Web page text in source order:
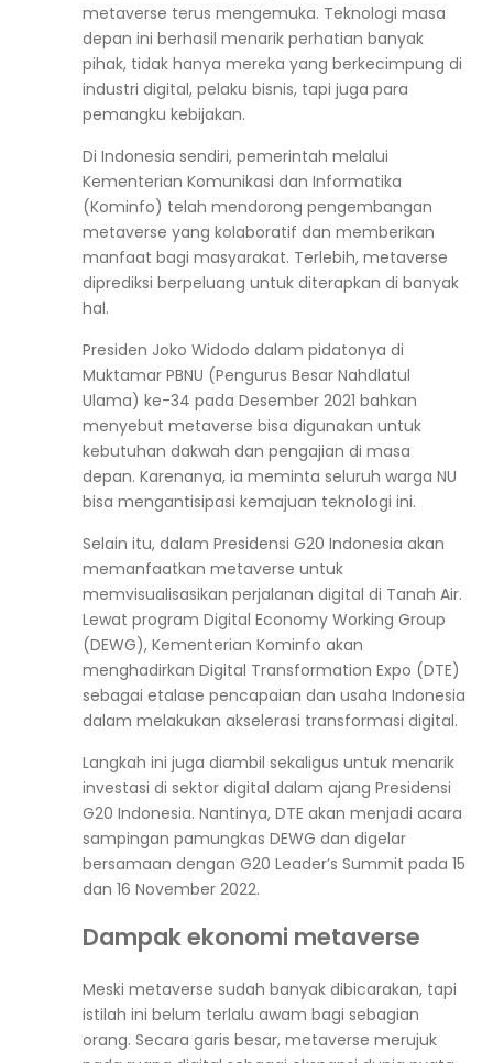
metaverse terus mengemuka. Teknologi masa
depan ini berhasil menarik perhatian banyak
pihak, tidak hanya mereka yang berkecimpung di
industri digital, pelaku bisnis, tapi juga para
pemangku kebijakan.
Di Indonesia sendiri, pemerintah melalui
Kementerian Komunikasi dan Informatika
(Kominfo) telah mendorong pengembangan
metaverse yang kolaboratif dan memberikan
manfaat bagi masyarakat. Terlebih, metaverse
diprediksi berpeluang untuk diterapkan di banyak
hal.
Presiden Joko Widodo dalam pidatonya di
Muktamar PBNU (Pengurus Besar Nahdlatul
Ulama) ke-34 pada Desember 2021 bahkan
menyebut metaverse bisa digunakan untuk
kebutuhan dakwah dan pengajian di masa
depan. Karenanya, ia meminta seluruh warga NU
bisa mengantisipasi kemajuan teknologi ini.
Selain itu, dalam Presidensi G20 Indonesia akan
memanfaatkan metaverse untuk
memvisualisasikan perjalanan digital di Tanah Air.
Lewat program Digital Economy Working Group
(DEWG), Kementerian Kominfo akan
menghadirkan Digital Transformation Expo (DTE)
sebagai etalase pencapaian dan usaha Indonesia
dalam melakukan akselerasi transformasi digital.
Langkah ini juga diambil sekaligus untuk menarik
investasi di sektor digital dalam ajang Presidensi
G20 Indonesia. Nantinya, DTE akan menjadi acara
sampingan pamungkas DEWG dan digelar
bersamaan dengan G20 Leader’s Summit pada 15
dan 16 November 2022.
Dampak ekonomi metaverse
Meski metaverse sudah banyak dibicarakan, tapi
istilah ini belum terlalu awam bagi sebagian
orang. Secara garis besar, metaverse merujuk